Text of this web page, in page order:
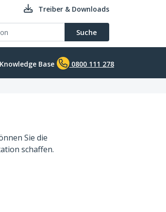
Treiber & Downloads
Suche
Knowledge Base 0800 111 278
Sie die
schaffen.